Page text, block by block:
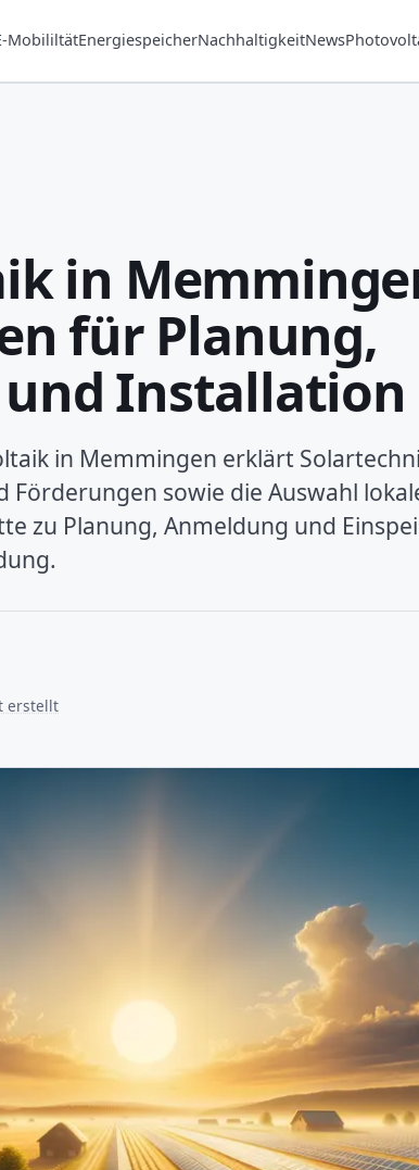
MobililtätEnergiespeicherNachhaltigkeitNews
in
für Planung,
Installation
in Memmingen erklärt
Förderungen sowie die Auswahl
zu Planung, Anmeldung und
erstellt